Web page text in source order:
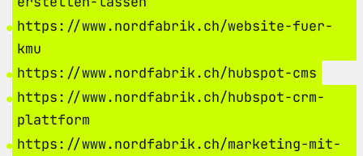
https://www.nordfabrik.ch/website-fuer-
kmu
https://www.nordfabrik.ch/hubspot-cms
https://www.nordfabrik.ch/hubspot-crm-
plattform
https://www.nordfabrik.ch/marketing-mit-